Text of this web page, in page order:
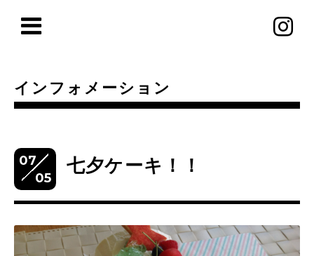
インフォメーション
07
05
七夕ケーキ！！